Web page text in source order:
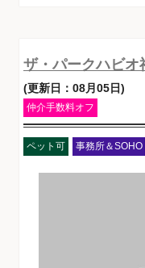
ザ・パークハビオ
(更新日：08月05日)
仲介手数料オフ
ペット可 事務所＆SOHO